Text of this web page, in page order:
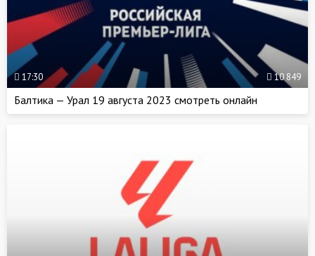
Балтика — Урал 19 августа 2023 смотреть онлайн
10 849
17:30